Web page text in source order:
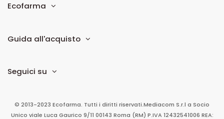
Ecofarma
Guida all'acquisto
Seguici su
© 2013-2023 Ecofarma. Tutti i diritti riservati.Mediacom S.r.l a Socio
Unico viale Luca Gaurico 9/11 00143 Roma (RM) P.IVA 12432541006 REA: